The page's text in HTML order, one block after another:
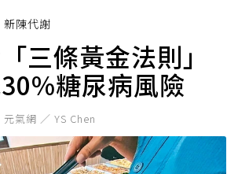
新陳代謝
三條黃金法則」
糖尿病風險
元氣網 ／ YS Chen